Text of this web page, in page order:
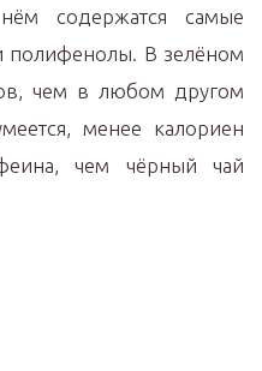
содержатся самые
полифенолы. В зелёном
чем в любом другом
менее калориен
чем чёрный чай